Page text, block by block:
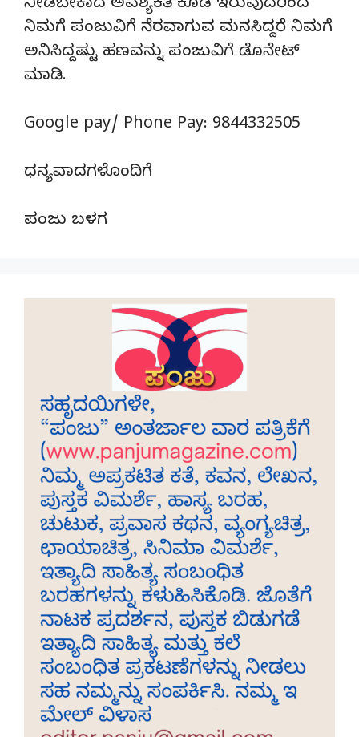
ನೀಡಬೇಕಾದ ಅವಶ್ಯಕತೆ ಕೂಡ ಇರುವುದರಿಂದ
ನಿಮಗೆ ಪಂಜುವಿಗೆ ನೆರವಾಗುವ ಮನಸಿದ್ದರೆ ನಿಮಗೆ
ಅನಿಸಿದ್ದಷ್ಟು ಹಣವನ್ನು ಪಂಜುವಿಗೆ ಡೊನೇಟ್‌
ಮಾಡಿ.
Google pay/ Phone Pay: 9844332505
ಧನ್ಯವಾದಗಳೊಂದಿಗೆ
ಪಂಜು ಬಳಗ